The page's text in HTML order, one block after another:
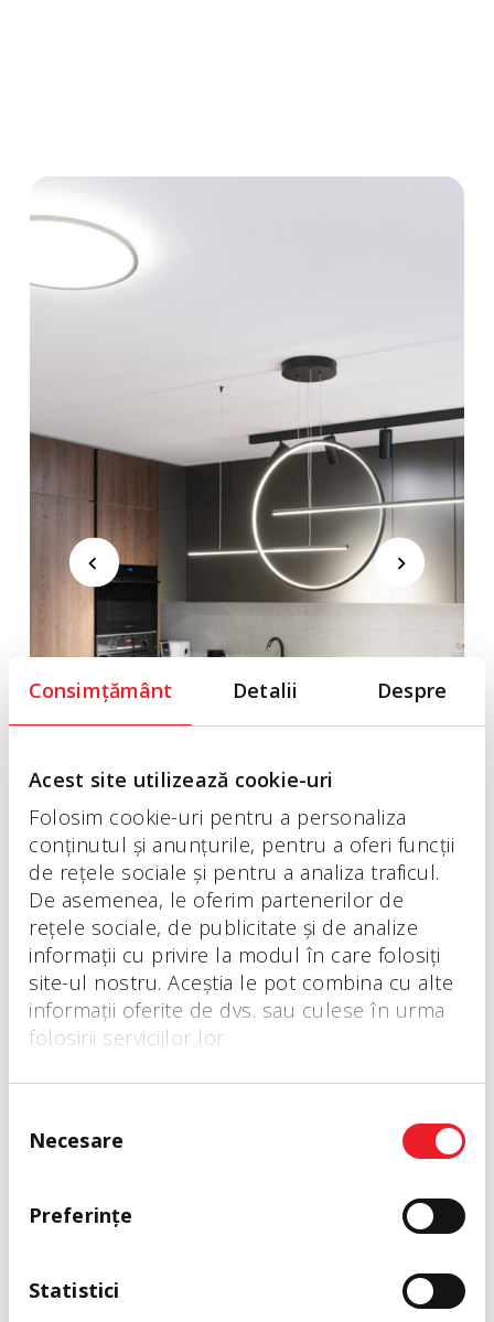
Consimțământ Detalii Despre
Acest site utilizează cookie-uri
Folosim cookie-uri pentru a personaliza
conținutul și anunțurile, pentru a oferi funcții
de rețele sociale și pentru a analiza traficul.
De asemenea, le oferim partenerilor de
rețele sociale, de publicitate și de analize
informații cu privire la modul în care folosiți
site-ul nostru. Aceștia le pot combina cu alte
informații oferite de dvs. sau culese în urma
folosirii serviciilor lor.
consimțământului
Necesare
Preferinţe
Statistici
Caracteristici principale
Accente industriale